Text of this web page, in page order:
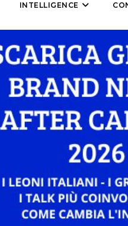
INTELLIGENCE